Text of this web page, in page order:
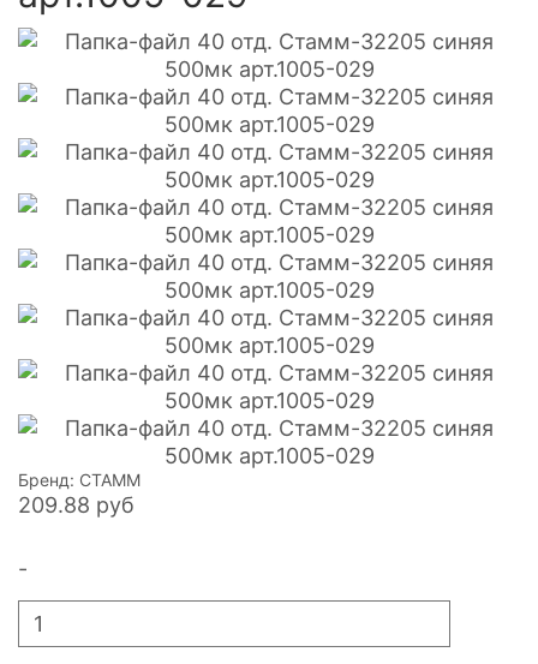
Бренд: СТАММ
209.88 руб
-